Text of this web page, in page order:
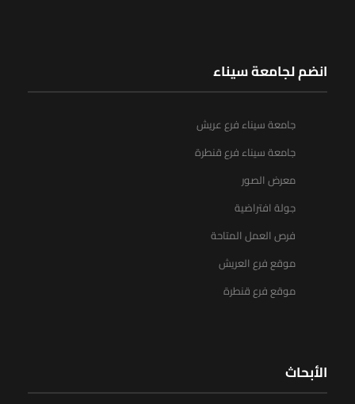
انضم لجامعة سيناء
جامعة سيناء فرع عريش
جامعة سيناء فرع قنطرة
معرض الصور
جولة افتراضية
فرص العمل المتاحة
موقع فرع العريش
موقع فرع قنطرة
الأبحاث